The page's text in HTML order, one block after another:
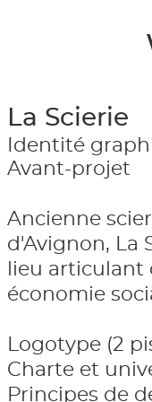
La Scierie
Identité
Avant-projet
Ancienne
d'Avignon, La
lieu articulant
économie
Logotype (2
Charte et
Principes de